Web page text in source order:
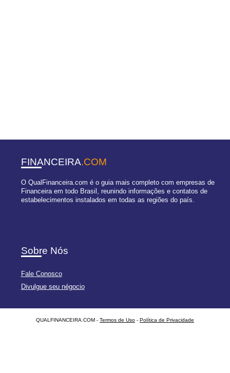
FINANCEIRA.COM
O QualFinanceira.com é o guia mais completo com empresas de
Financeira em todo Brasil, reunindo informações e contatos de
estabelecimentos instalados em todas as regiões do país.
Sobre Nós
Fale Conosco
Divulgue seu négocio
QUALFINANCEIRA.COM - Termos de Uso - Política de Privacidade